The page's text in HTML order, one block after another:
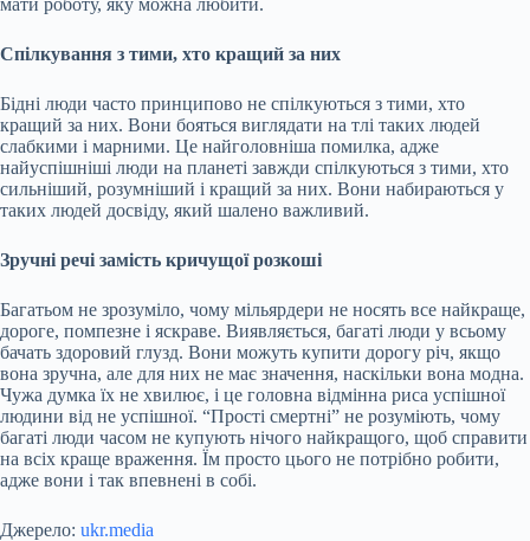
мати роботу, яку можна любити.
Спілкування з тими, хто кращий за них
Бідні люди часто принципово не спілкуються з тими, хто
кращий за них. Вони бояться виглядати на тлі таких людей
слабкими і марними. Це найголовніша помилка, адже
найуспішніші люди на планеті завжди спілкуються з тими, хто
сильніший, розумніший і кращий за них. Вони набираються у
таких людей досвіду, який шалено важливий.
Зручні речі замість кричущої розкоші
Багатьом не зрозуміло, чому мільярдери не носять все найкраще,
дороге, помпезне і яскраве. Виявляється, багаті люди у всьому
бачать здоровий глузд. Вони можуть купити дорогу річ, якщо
вона зручна, але для них не має значення, наскільки вона модна.
Чужа думка їх не хвилює, і це головна відмінна риса успішної
людини від не успішної. “Прості смертні” не розуміють, чому
багаті люди часом не купують нічого найкращого, щоб справити
на всіх краще враження. Їм просто цього не потрібно робити,
адже вони і так впевнені в собі.
Джерело: ukr.media